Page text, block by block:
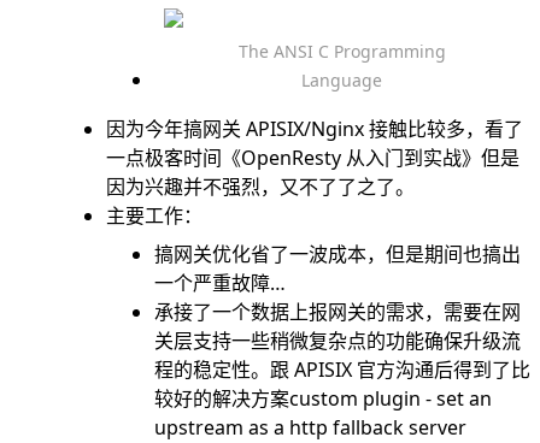
The ANSI C Programming
Language
因为今年搞网关 APISIX/Nginx 接触比较多，看了
一点极客时间《OpenResty 从入门到实战》但是
因为兴趣并不强烈，又不了了之了。
主要工作：
搞网关优化省了一波成本，但是期间也搞出
一个严重故障…
承接了一个数据上报网关的需求，需要在网
关层支持一些稍微复杂点的功能确保升级流
程的稳定性。跟 APISIX 官方沟通后得到了比
较好的解决方案custom plugin - set an
upstream as a http fallback server